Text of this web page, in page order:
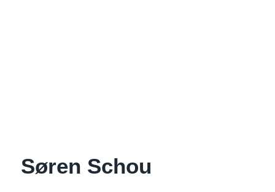
Søren Schou